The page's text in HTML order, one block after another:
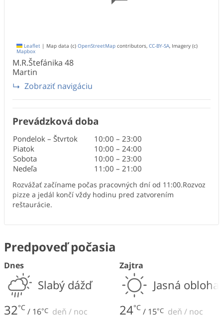
Leaflet | Map data (c) OpenStreetMap contributors, CC-BY-SA, Imagery (c)
Mapbox
M.R.Štefánika 48
Martin
Zobraziť navigáciu
Prevádzková doba
Pondelok – Štvrtok 10:00 – 23:00
Piatok
10:00 – 24:00
Sobota
10:00 – 23:00
Nedeľa
11:00 – 21:00
Rozvážať začíname počas pracovných dní od 11:00.Rozvoz
pizze a jedál končí vždy hodinu pred zatvorením
reštaurácie.
Predpoveď počasia
Dnes
Slabý dážď
32°C / 16°C deň / noc
Zajtra
Jasná obloha
24°C / 15°C deň / noc